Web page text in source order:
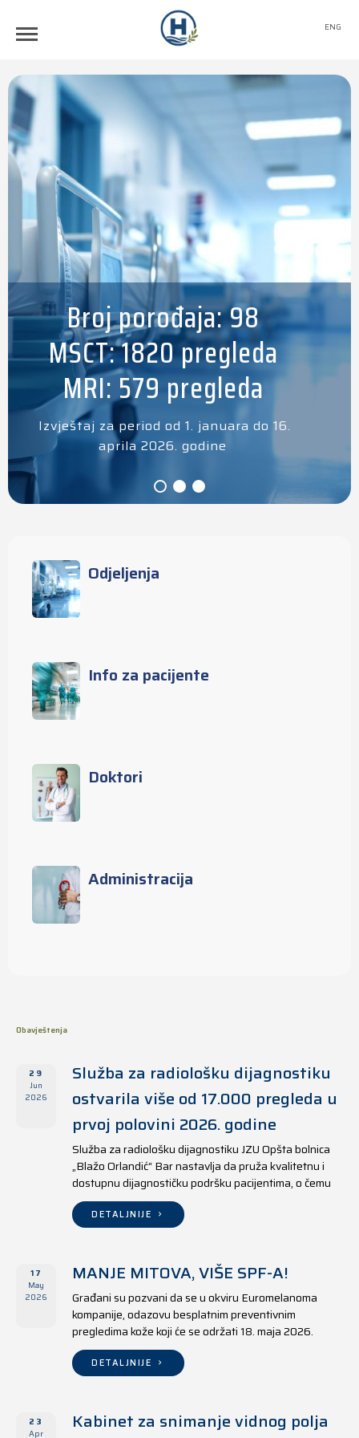
ENG
Broj porođaja: 98
MSCT: 1820 pregleda
MRI: 579 pregleda
Izvještaj za period od 1. januara do 16.
aprila 2026. godine
Odjeljenja
Info za pacijente
Doktori
Administracija
Obavještenja
29
Jun
2026
Služba za radiološku dijagnostiku
ostvarila više od 17.000 pregleda u
prvoj polovini 2026. godine
Služba za radiološku dijagnostiku JZU Opšta bolnica
„Blažo Orlandić“ Bar nastavlja da pruža kvalitetnu i
dostupnu dijagnostičku podršku pacijentima, o čemu
svjedoče i rezultati ostvareni u periodu od 1. januara
do 17. juna 2026. godine.
DETALJNIJE
17
May
2026
MANJE MITOVA, VIŠE SPF-A!
Građani su pozvani da se u okviru Euromelanoma
kompanije, odazovu besplatnim preventivnim
pregledima kože koji će se održati 18. maja 2026.
godine u jedanaest opština širom Crne Gore, kako u
državnim tako i u privatnim zdravstvenim ustanovama.
DETALJNIJE
23
Apr
Kabinet za snimanje vidnog polja